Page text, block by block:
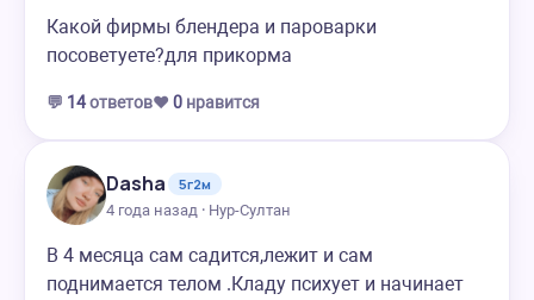
Какой фирмы блендера и пароварки
посоветуете?для прикорма
💬 14ответов❤️ 0 нравится
Dasha
5г2м
4 года назад · Нур-Султан
В 4 месяца сам садится,лежит и сам
поднимается телом .Кладу психует и начинает